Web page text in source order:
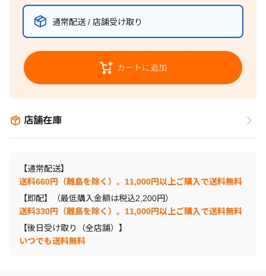
通常配送 / 店舗受け取り
カートに追加
店舗在庫
【通常配送】
送料660円（離島を除く）。11,000円以上ご購入で送料無料
【即配】（最低購入金額は税込2,200円）
送料330円（離島を除く）。11,000円以上ご購入で送料無料
【後日受け取り（全店舗）】
いつでも送料無料